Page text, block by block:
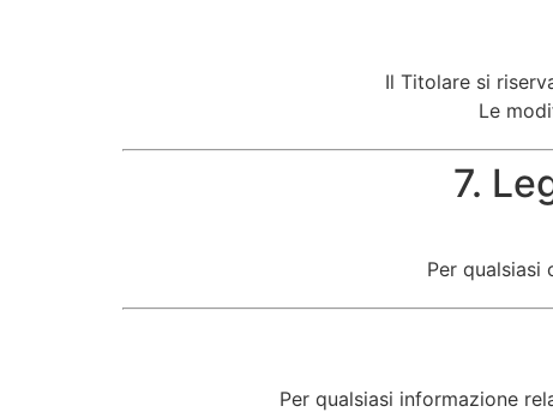
Il Titolare si
Le
7.
Per
Per qualsiasi informazione